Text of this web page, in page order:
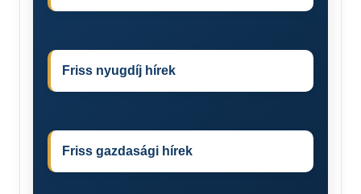
Friss nyugdíj hírek
Friss gazdasági hírek